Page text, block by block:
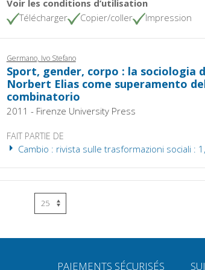
Voir les conditions d’utilisation
Télécharger
Copier/coller Impression
Germano, Ivo Stefano
Sport, gender, corpo : la sociologia
Norbert Elias come superamento
combinatorio
2011 - Firenze University Press
FAIT PARTIE DE
Cambio : rivista sulle trasformazioni sociali :
PAIEMENTS SÉCURISÉS